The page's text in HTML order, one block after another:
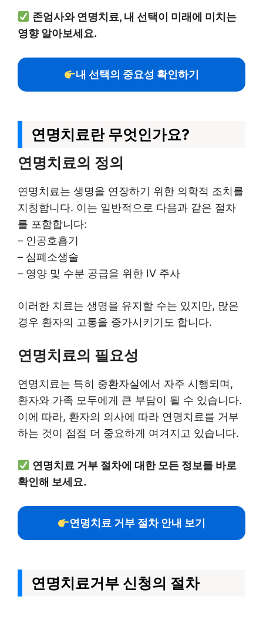
존엄사와 연명치료, 내 선택이 미래에 미치는
영향 알아보세요.
내 선택의 중요성 확인하기
연명치료란 무엇인가요?
연명치료의 정의
연명치료는 생명을 연장하기 위한 의학적 조치를
지칭합니다. 이는 일반적으로 다음과 같은 절차
를 포함합니다:
– 인공호흡기
– 심폐소생술
– 영양 및 수분 공급을 위한 IV 주사
이러한 치료는 생명을 유지할 수는 있지만, 많은
경우 환자의 고통을 증가시키기도 합니다.
연명치료의 필요성
연명치료는 특히 중환자실에서 자주 시행되며,
환자와 가족 모두에게 큰 부담이 될 수 있습니다.
이에 따라, 환자의 의사에 따라 연명치료를 거부
하는 것이 점점 더 중요하게 여겨지고 있습니다.
연명치료 거부 절차에 대한 모든 정보를 바로
확인해 보세요.
연명치료 거부 절차 안내 보기
연명치료거부 신청의 절차